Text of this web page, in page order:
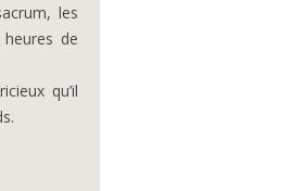
les
de
qu’il